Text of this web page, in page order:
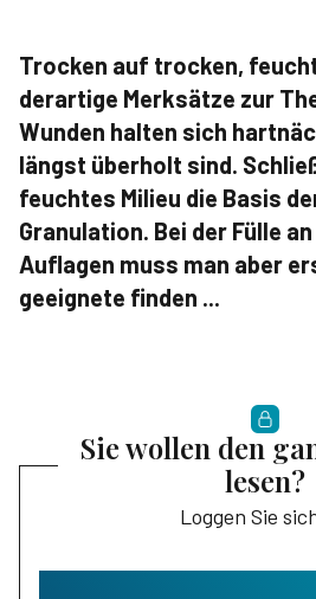
Trocken auf trocken,
derartige Merksätze zur
Wunden halten sich
längst überholt sind.
feuchtes Milieu die Basis
Granulation. Bei der Fülle
Auflagen muss man aber
geeignete finden ...
Sie wollen den
lesen?
Loggen Sie